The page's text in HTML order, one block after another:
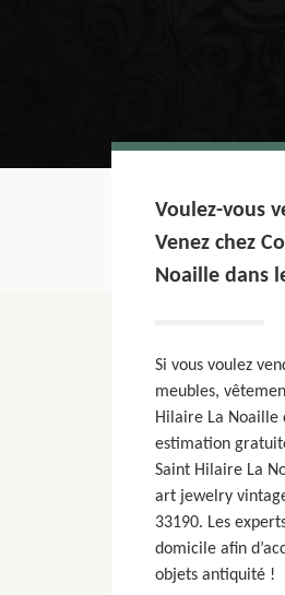
Voulez-vous
Venez chez
Noaille dans
Si vous voulez
meubles,
Hilaire La Noaille
estimation
Saint Hilaire La
art jewelry
33190. Les
domicile afin
objets antiquité !